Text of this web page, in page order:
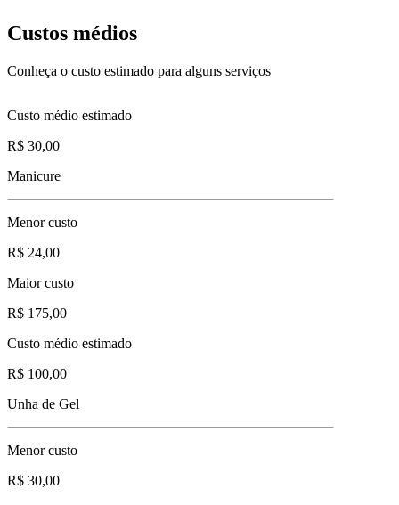
Custos médios
Conheça o custo estimado para alguns serviços
Custo médio estimado
R$ 30,00
Manicure
Menor custo
R$ 24,00
Maior custo
R$ 175,00
Custo médio estimado
R$ 100,00
Unha de Gel
Menor custo
R$ 30,00